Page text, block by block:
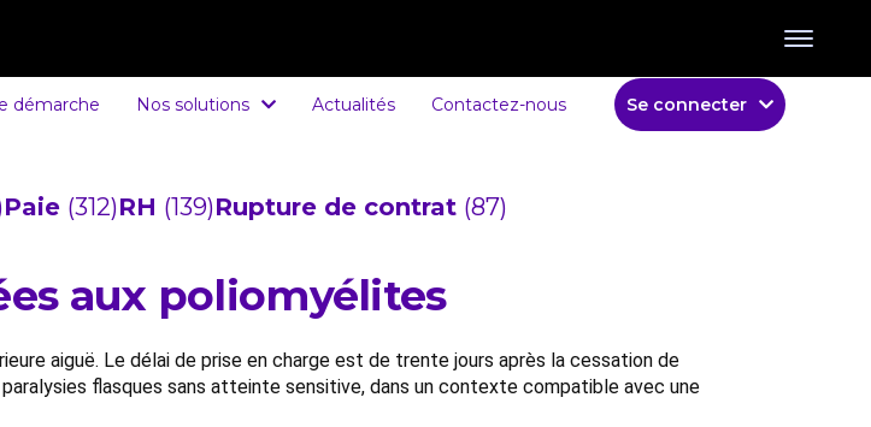
démarche Nos solutions Actualités Contactez-nous Se connecter
Paie (312)RH (139)Rupture de contrat (87)
aux poliomyélites
aiguë. Le délai de prise en charge est de trente jours après la cessation de
flasques sans atteinte sensitive, dans un contexte compatible avec une